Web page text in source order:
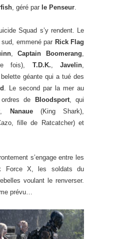
, géré par le Penseur
Squad s’y rendent. Le
emmené par Rick Flag
,Captain Boomerang
fois), T.D.K. ,Javelin
géante qui a tué des
. Le second par la mer au
de
Bloodsport, qui
Nanaue(King Shark),
fille de Ratcatcher) et
s’engage entre les
Force X, les soldats du
voulant le renverser.
prévu…